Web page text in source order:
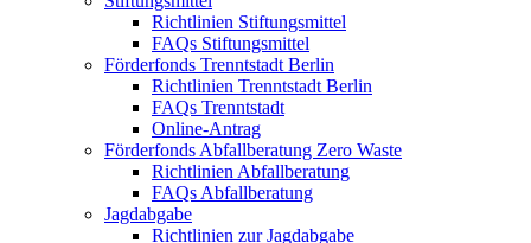
Richtlinien Stiftungsmittel
FAQs Stiftungsmittel
Förderfonds Trenntstadt Berlin
Richtlinien Trenntstadt Berlin
FAQs Trenntstadt
Online-Antrag
Förderfonds Abfallberatung Zero Waste
Richtlinien Abfallberatung
FAQs Abfallberatung
Jagdabgabe
Richtlinien zur Jagdabgabe